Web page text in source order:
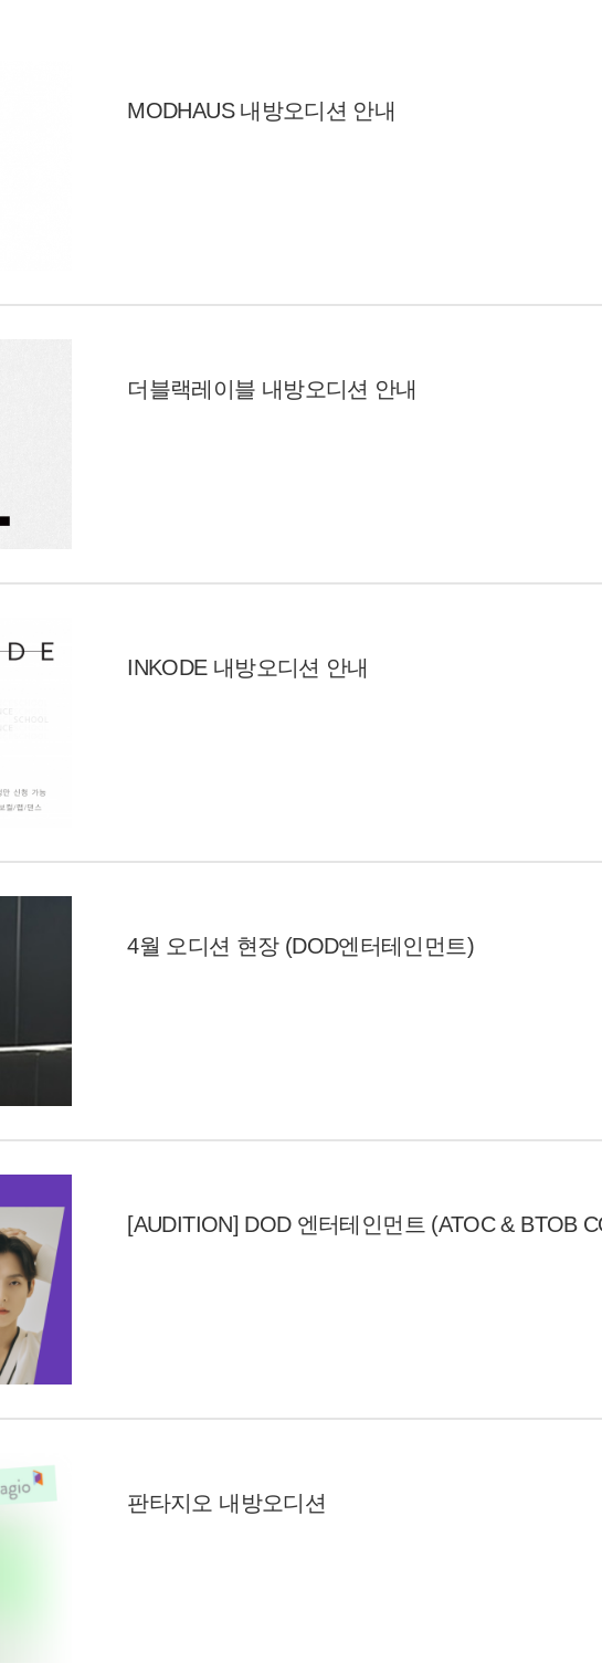
MODHAUS 내방오디션 안내
더블랙레이블 내방오디션 안내
INKODE 내방오디션 안내
4월 오디션 현장 (DOD엔터테인먼트)
[AUDITION] DOD 엔터테인먼트 (ATOC & BTOB
판타지오 내방오디션